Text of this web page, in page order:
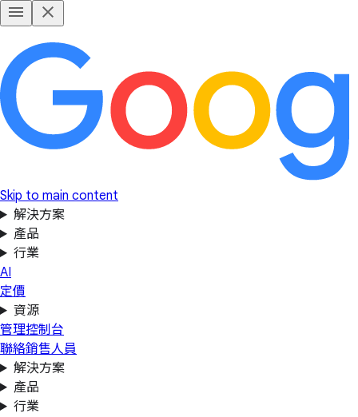
Skip to main content
解決方案
產品
行業
AI
定價
資源
管理控制台
聯絡銷售人員
解決方案
產品
行業